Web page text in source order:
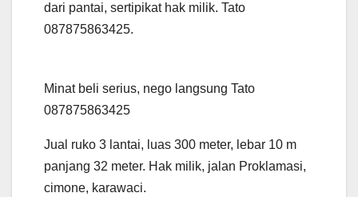
dari pantai, sertipikat hak milik. Tato
087875863425.
Minat beli serius, nego langsung Tato
087875863425
Jual ruko 3 lantai, luas 300 meter, lebar 10 m
panjang 32 meter. Hak milik, jalan Proklamasi,
cimone, karawaci.